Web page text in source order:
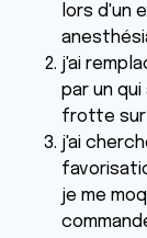
lors d'un
j'ai
par un
frotte sur
j'ai
je me